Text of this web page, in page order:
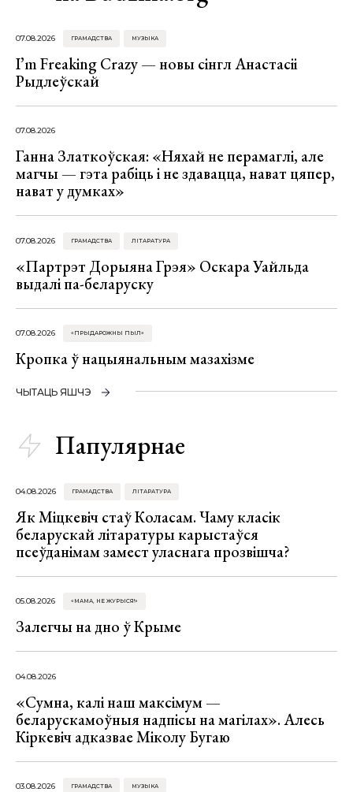
07.08.2026 ГРАМАДСТВА МУЗЫКА
I’m Freaking Crazy — новы сінгл Анастасіі
Рыдлеўскай
07.08.2026
Ганна Златкоўская: «Няхай не перамаглі, але
магчы — гэта рабіць і не здавацца, нават цяпер,
нават у думках»
07.08.2026 ГРАМАДСТВА ЛІТАРАТУРА
«Партрэт Дорыяна Грэя» Оскара Уайльда
выдалі па-беларуску
07.08.2026 «ПРЫДАРОЖНЫ ПЫЛ»
Кропка ў нацыянальным мазахізме
ЧЫТАЦЬ ЯШЧЭ
Папулярнае
04.08.2026 ГРАМАДСТВА ЛІТАРАТУРА
Як Міцкевіч стаў Коласам. Чаму класік
беларускай літаратуры карыстаўся
псеўданімам замест уласнага прозвішча?
05.08.2026 «МАМА, НЕ ЖУРЫСЯ!»
Залегчы на дно ў Крыме
04.08.2026
«Сумна, калі наш максімум —
беларускамоўныя надпісы на магілах». Алесь
Кіркевіч адказвае Міколу Бугаю
03.08.2026 ГРАМАДСТВА МУЗЫКА